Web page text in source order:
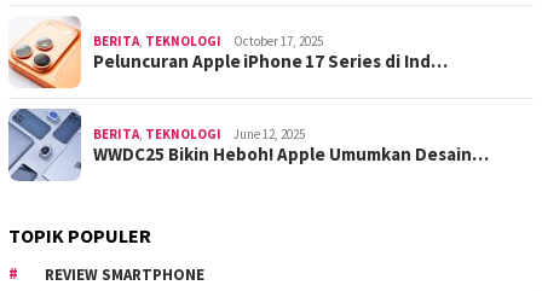
BERITA TEKNOLOGI October 17, 2025
Peluncuran Apple iPhone 17 Series di Ind…
BERITA TEKNOLOGI June 12, 2025
WWDC25 Bikin Heboh! Apple Umumkan Desain…
TOPIK POPULER
REVIEW SMARTPHONE